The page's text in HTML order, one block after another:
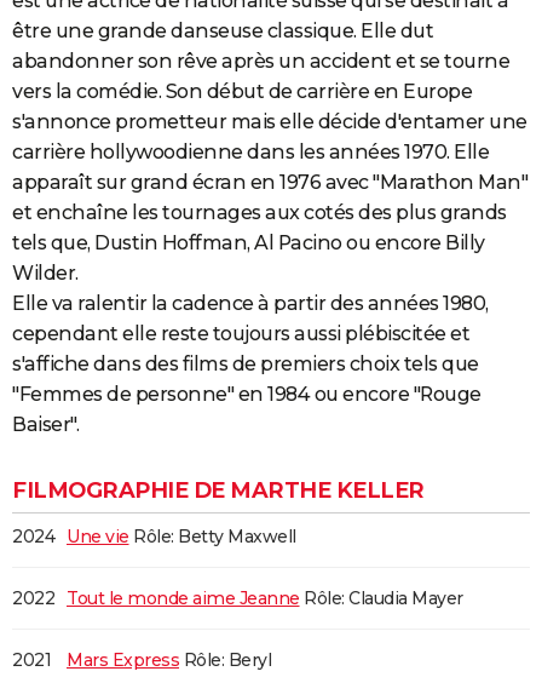
Destinations
City break
Voyage nature
Voyage de noces
Forum
Climat
+
PHOTO
GUIDES D'ACHAT
BONS PLANS
CARTE DE VOEUX
Carte de Noël
Carte Bonne année
Carte Saint-Valentin
Carte Pâques
Carte d'anniversaire
DICTIONNAIRE
Dictionnaire
Biographies
Citations
Expressions
Proverbes
PROGRAMME TV
COPAINS D'AVANT
S'inscrire
Se connecter
Lycées
Collèges
Primaires
Universités
Entreprises
Service militaire
Avis de recherche
AVIS DE DÉCÈS
FORUM
être une grande danseuse classique. Elle dut
abandonner son rêve après un accident et se tourne
vers la comédie. Son début de carrière en Europe
s'annonce prometteur mais elle décide d'entamer une
carrière hollywoodienne dans les années 1970. Elle
apparaît sur grand écran en 1976 avec "Marathon Man"
et enchaîne les tournages aux cotés des plus grands
tels que, Dustin Hoffman, Al Pacino ou encore Billy
Wilder.
Elle va ralentir la cadence à partir des années 1980,
cependant elle reste toujours aussi plébiscitée et
s'affiche dans des films de premiers choix tels que
"Femmes de personne" en 1984 ou encore "Rouge
Baiser".
FILMOGRAPHIE DE MARTHE KELLER
2024 Une vie Rôle: Betty Maxwell
2022 Tout le monde aime Jeanne Rôle: Claudia Mayer
2021 Mars Express Rôle: Beryl